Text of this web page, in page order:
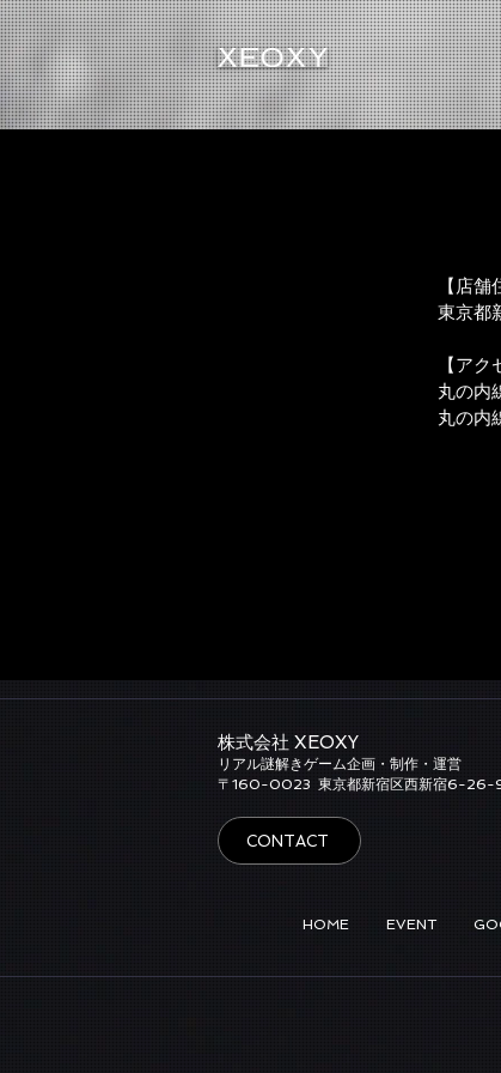
【店舗
東京都
【アク
丸の内
丸の内
株式会社 XEOXY​
リアル謎解きゲーム企画・制作・運営
​〒160-0023 東京都新宿区西新宿6-26-
CONTACT
HOME EVENT